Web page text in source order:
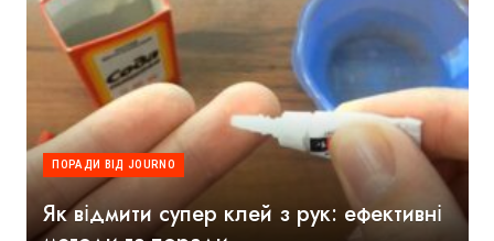
ПОРАДИ ВІД JOURNO
Як відмити супер клей з рук: ефективні